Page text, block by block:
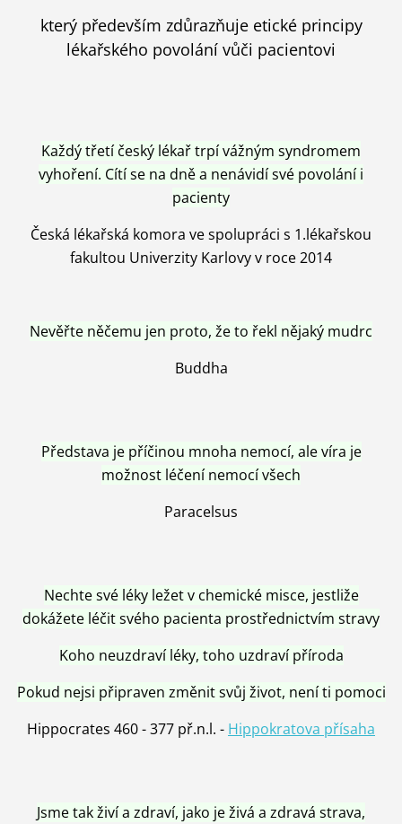
který především zdůrazňuje etické principy
lékařského povolání vůči pacientovi
Každý třetí český lékař trpí vážným syndromem
vyhoření. Cítí se na dně a nenávidí své povolání i
pacienty
Česká lékařská komora ve spolupráci s 1.lékařskou
fakultou Univerzity Karlovy v roce 2014
Nevěřte něčemu jen proto, že to řekl nějaký mudrc
Buddha
Představa je příčinou mnoha nemocí, ale víra je
možnost léčení nemocí všech
Paracelsus
Nechte své léky ležet v chemické misce, jestliže
dokážete léčit svého pacienta prostřednictvím stravy
Koho neuzdraví léky, toho uzdraví příroda
Pokud nejsi připraven změnit svůj život, není ti pomoci
Hippocrates 460 - 377 př.n.l. - Hippokratova přísaha
Jsme tak živí a zdraví, jako je živá a zdravá strava,